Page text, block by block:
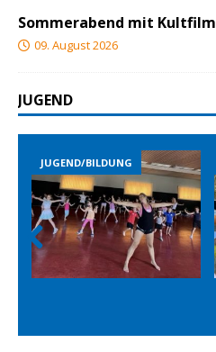
Sommerabend mit Kultfilm
09. August 2026
JUGEND
JUGEND/BILDUNG
Prev
ious